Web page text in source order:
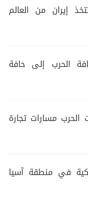
إيران من العالم
الحرب إلى حافة
الحرب مسارات تجارة
في منطقة آسيا